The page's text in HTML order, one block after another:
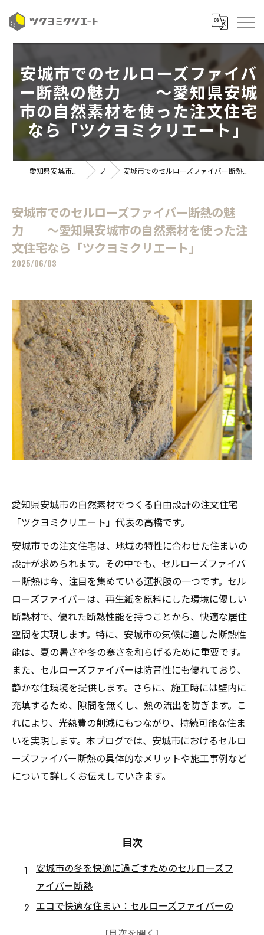
安城市でのセルローズファイバ
ー断熱の魅力 ～愛知県安城
市の自然素材を使った注文住宅
なら「ツクヨミクリエート」
ブログ 安城市でのセルローズファイバー断熱の魅力 ～愛知県安城市の自然素材を使った注文住宅なら「ツクヨミクリエート」
安城市でのセルローズファイバー断熱の魅
力 ～愛知県安城市の自然素材を使った注
文住宅なら「ツクヨミクリエート」
2025/06/03
愛知県安城市の自然素材でつくる自由設計の注文住宅
「ツクヨミクリエート」代表の高橋です。
安城市での注文住宅は、地域の特性に合わせた住まいの
設計が求められます。その中でも、セルローズファイバ
ー断熱は今、注目を集めている選択肢の一つです。セル
ローズファイバーは、再生紙を原料にした環境に優しい
断熱材で、優れた断熱性能を持つことから、快適な居住
空間を実現します。特に、安城市の気候に適した断熱性
能は、夏の暑さや冬の寒さを和らげるために重要です。
また、セルローズファイバーは防音性にも優れており、
静かな住環境を提供します。さらに、施工時には壁内に
充填するため、隙間を無くし、熱の流出を防ぎます。こ
れにより、光熱費の削減にもつながり、持続可能な住ま
いを実現します。本ブログでは、安城市におけるセルロ
ーズファイバー断熱の具体的なメリットや施工事例など
について詳しくお伝えしていきます。
目次
安城市の冬を快適に過ごすためのセルローズフ
ァイバー断熱
エコで快適な住まい：セルローズファイバーの